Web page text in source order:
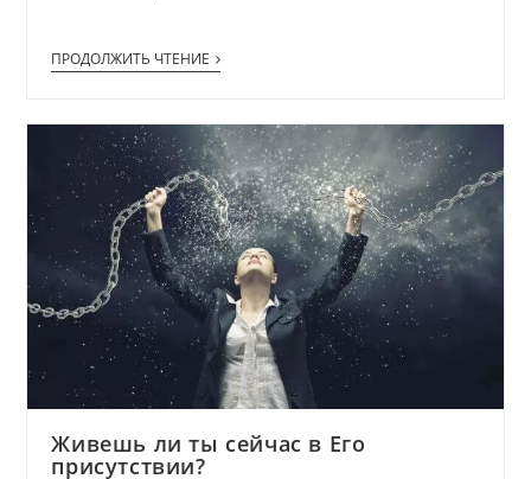
ПРОДОЛЖИТЬ ЧТЕНИЕ
Живешь ли ты сейчас в Его
присутствии?